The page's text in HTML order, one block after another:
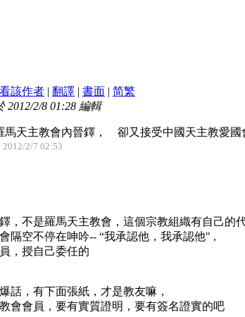
該作者 | 翻譯 | 書面 | 简繁
2012/2/8 01:28 編輯
馬天主教會內晉鐸， 卻又接受中國天主教愛
2012/2/7 02:53
，不是羅馬天主教會，這個宗教組織有自己的
隔空不停在呻吟-- “我承認他，我承認他" ,
，授自己委任的
話，有下面張紙，才是教友嘛，
會會員，要有實質證明，要有簽名證實的吧